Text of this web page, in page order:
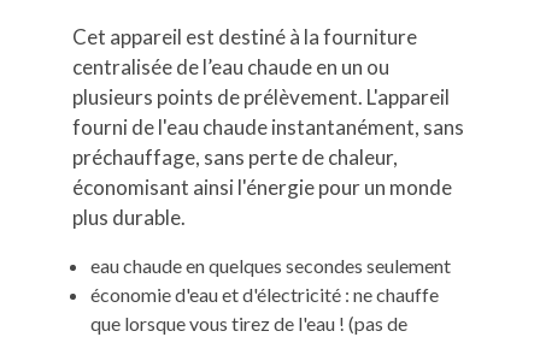
Cet appareil est destiné à la fourniture
centralisée de l’eau chaude en un ou
plusieurs points de prélèvement. L'appareil
fourni de l'eau chaude instantanément, sans
préchauffage, sans perte de chaleur,
économisant ainsi l'énergie pour un monde
plus durable.
eau chaude en quelques secondes seulement
économie d'eau et d'électricité : ne chauffe
que lorsque vous tirez de l'eau ! (pas de